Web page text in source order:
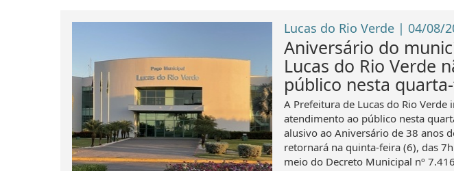
Lucas do Rio Verde | 04/08/
Aniversário do
Lucas do Rio Verde
público nesta
A Prefeitura de Lucas do Rio
atendimento ao público nesta
alusivo ao Aniversário de 38 anos
retornará na quinta-feira (6), das
meio do Decreto Municipal nº